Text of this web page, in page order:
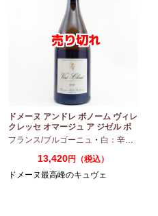
ドメーヌ アンドレ ボノーム ヴィレ
クレッセ オマージュ ア ジゼル ボ
ノーム 2023 750ml
フランス/ブルゴーニュ ・ 白：辛口
13,420円（税込）
ドメーヌ最高峰のキュヴェ